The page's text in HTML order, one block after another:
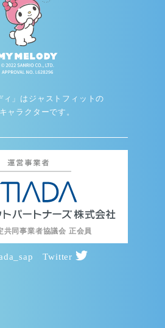
ィ」はジャストフィットの
ャラクターです。
共同事業者協議会 正会員
Twitter